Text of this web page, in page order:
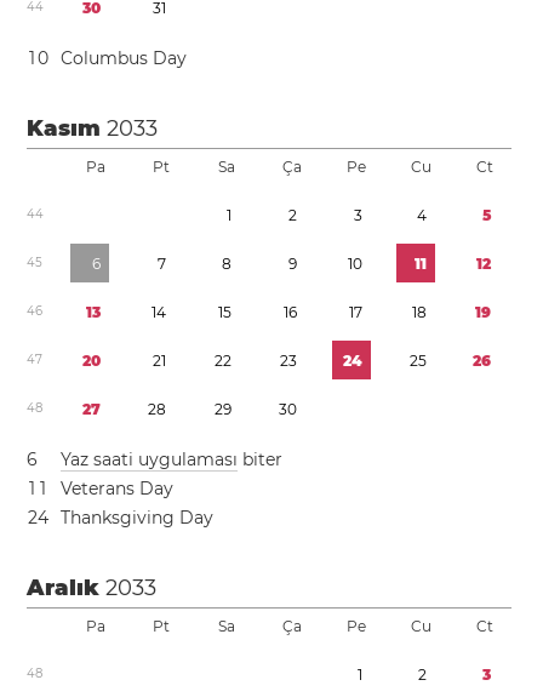
44 30 31
10 Columbus Day
Kasım2033
Pa Pt Sa Ça Pe Cu Ct
44 1 2 3 4 5
45 6 7 8 9 10 11 12
46 13 14 15 16 17 18 19
47 20 21 22 23 24 25 26
48 27 28 29 30
6 Yaz saati uygulaması biter
1 1
Veterans Day
24 Thanksgiving Day
Aralık2033
Pa Pt Sa Ça Pe Cu Ct
48 1 2 3